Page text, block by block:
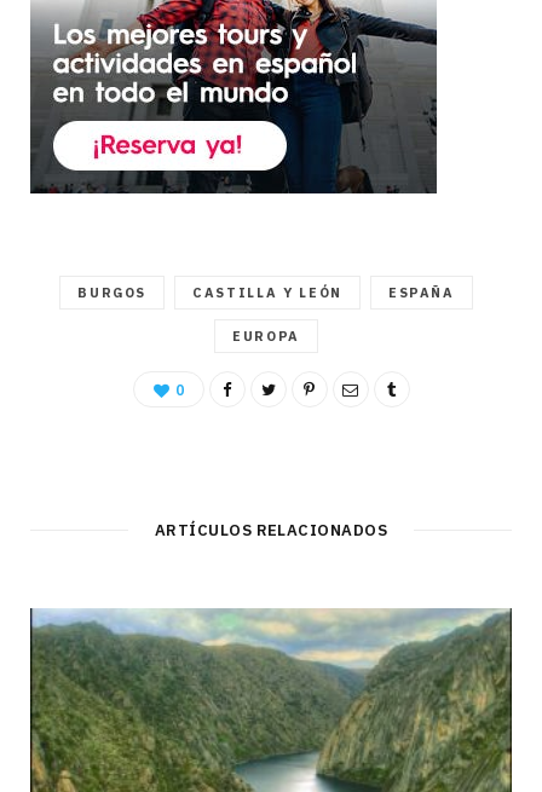
BURGOS CASTILLA Y LEÓN ESPAÑA
EUROPA
0
ARTÍCULOS RELACIONADOS